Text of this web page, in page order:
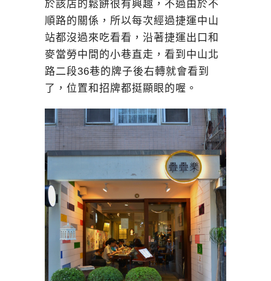
於該店的鬆餅很有興趣，不過由於不
順路的關係，所以每次經過捷運中山
站都沒過來吃看看，沿著捷運出口和
麥當勞中間的小巷直走，看到中山北
路二段36巷的牌子後右轉就會看到
了，位置和招牌都挺顯眼的喔。